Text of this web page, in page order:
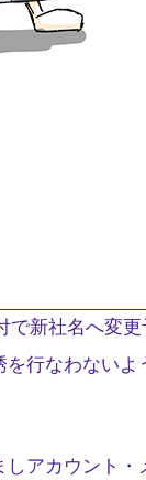
で新社名へ変
行なわないよ
アカウント・